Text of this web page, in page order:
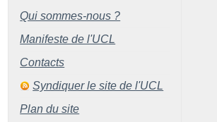
Qui sommes-nous ?
Manifeste de l'UCL
Contacts
Syndiquer le site de l'UCL
Plan du site